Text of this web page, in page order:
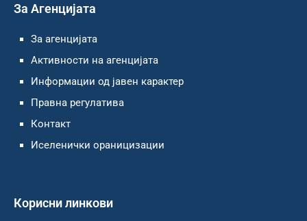
За Агенцијата
За агенцијата
Активности на агенцијата
Информации од јавен карактер
Правна регулатива
Контакт
Иселенички ораницизации
Корисни линкови